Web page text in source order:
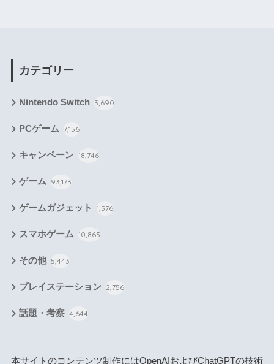
カテゴリー
Nintendo Switch 3,690
PCゲーム 7,156
キャンペーン 18,746
ゲーム 93,173
ゲームガジェット 1,576
スマホゲーム 10,863
その他 5,443
プレイステーション 2,756
話題・考察 4,644
本サイトのコンテンツ制作にはOpenAIおよびChatGPTの技術